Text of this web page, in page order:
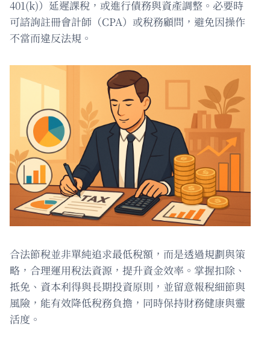
401(k)）延遲課稅，或進行債務與資產調整。必要時
可諮詢註冊會計師（CPA）或稅務顧問，避免因操作
不當而違反法規。
合法節稅並非單純追求最低稅額，而是透過規劃與策
略，合理運用稅法資源，提升資金效率。掌握扣除、
抵免、資本利得與長期投資原則，並留意報稅細節與
風險，能有效降低稅務負擔，同時保持財務健康與靈
活度。